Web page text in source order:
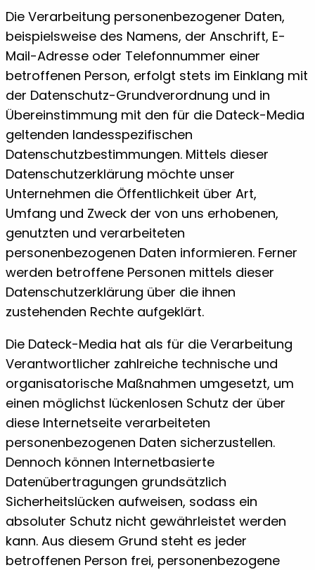
Die Verarbeitung personenbezogener Daten,
beispielsweise des Namens, der Anschrift, E-
Mail-Adresse oder Telefonnummer einer
betroffenen Person, erfolgt stets im Einklang mit
der Datenschutz-Grundverordnung und in
Übereinstimmung mit den für die Dateck-Media
geltenden landesspezifischen
Datenschutzbestimmungen. Mittels dieser
Datenschutzerklärung möchte unser
Unternehmen die Öffentlichkeit über Art,
Umfang und Zweck der von uns erhobenen,
genutzten und verarbeiteten
personenbezogenen Daten informieren. Ferner
werden betroffene Personen mittels dieser
Datenschutzerklärung über die ihnen
zustehenden Rechte aufgeklärt.
Die Dateck-Media hat als für die Verarbeitung
Verantwortlicher zahlreiche technische und
organisatorische Maßnahmen umgesetzt, um
einen möglichst lückenlosen Schutz der über
diese Internetseite verarbeiteten
personenbezogenen Daten sicherzustellen.
Dennoch können Internetbasierte
Datenübertragungen grundsätzlich
Sicherheitslücken aufweisen, sodass ein
absoluter Schutz nicht gewährleistet werden
kann. Aus diesem Grund steht es jeder
betroffenen Person frei, personenbezogene